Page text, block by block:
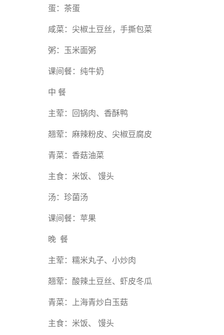
蛋：茶蛋
咸菜：尖椒土豆丝，手撕包菜
粥：玉米面粥
课间餐：纯牛奶
中 餐
主荤：回锅肉、香酥鸭
翘荤：麻辣粉皮、尖椒豆腐皮
青菜：香菇油菜
主食：米饭、 馒头
汤：珍菌汤
课间餐：苹果
晚 餐
主荤：糯米丸子、小炒肉
翘荤：酸辣土豆丝、虾皮冬瓜
青菜：上海青炒白玉菇
主食：米饭、 馒头